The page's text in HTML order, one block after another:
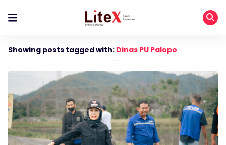
Showing posts tagged with: Dinas PU Palopo